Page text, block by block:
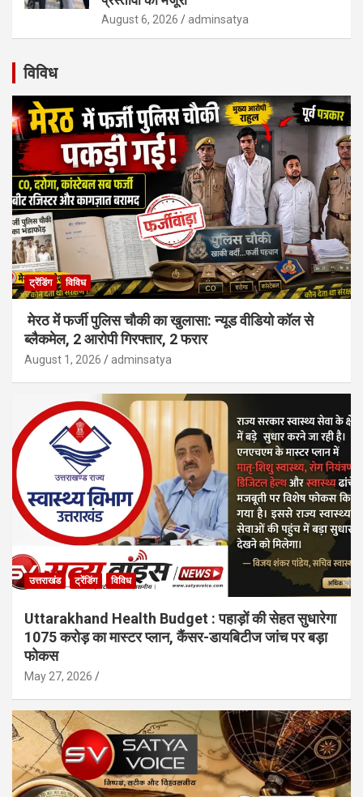
August 6, 2026 adminsatya
विविध
ट्रेंडिंग विविध
मेरठ में फर्जी पुलिस चौकी का खुलासा: न्यूड वीडियो कॉल से
ब्लैकमेल, 2 आरोपी गिरफ्तार, 2 फरार
August 1, 2026 adminsatya
उत्तराखंड ट्रेंडिंग विविध
Uttarakhand Health Budget : पहाड़ों की सेहत सुधारेगा
1075 करोड़ का मास्टर प्लान, कैंसर-डायबिटीज जांच पर बड़ा
फोकस
May 27, 2026